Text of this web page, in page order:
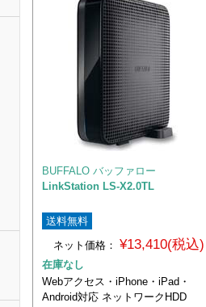
BUFFALO バッファロー
LinkStation LS-X2.0TL
送料無料
ネット価格：
¥13,410(税込)
在庫なし
Webアクセス・iPhone・iPad・
Android対応 ネットワークHDD